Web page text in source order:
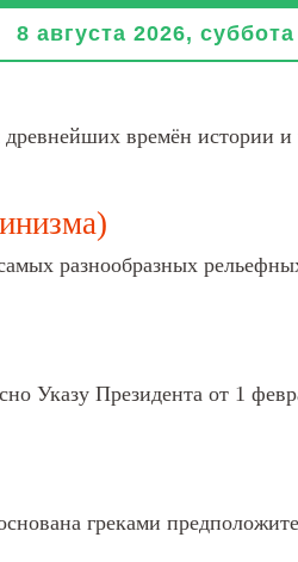
8 августа 2026, суббота
времён истории
разнообразных
Указу Президента от 1
греками